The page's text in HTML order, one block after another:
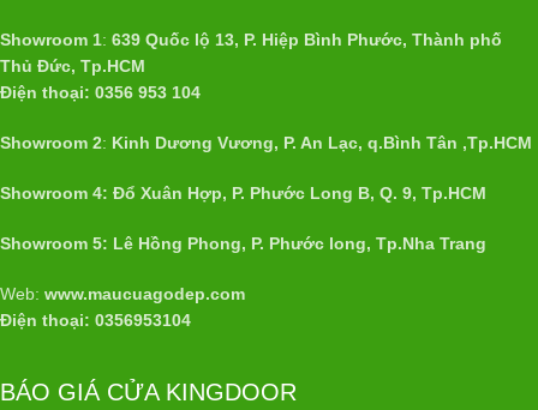
Showroom 1: 639 Quốc lộ 13, P. Hiệp Bình Phước, Thành phố
Thủ Đức, Tp.HCM
Điện thoại: 0356 953 104
Showroom 2: Kinh Dương Vương, P. An Lạc, q.Bình Tân ,Tp.HCM
Showroom 4: Đổ Xuân Hợp, P. Phước Long B, Q. 9, Tp.HCM
Showroom 5: Lê Hồng Phong, P. Phước long, Tp.Nha Trang
Web: www.maucuagodep.com
Điện thoại: 0356953104
BÁO GIÁ CỬA KINGDOOR